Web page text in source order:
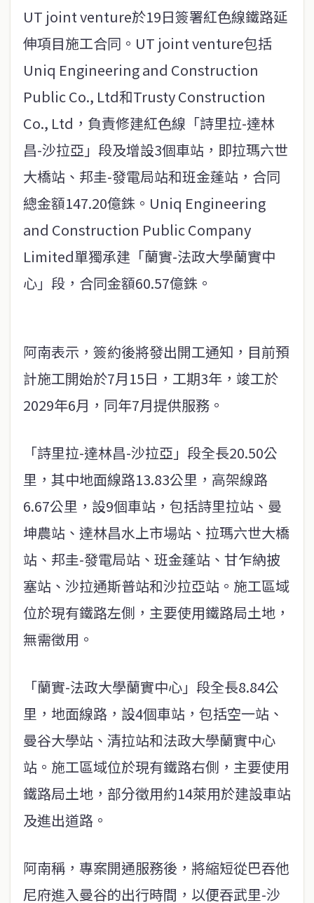
UT joint venture於19日簽署紅色線鐵路延
伸項目施工合同。UT joint venture包括
Uniq Engineering and Construction
Public Co., Ltd和Trusty Construction
Co., Ltd，負責修建紅色線「詩里拉-達林
昌-沙拉亞」段及增設3個車站，即拉瑪六世
大橋站、邦圭-發電局站和班金蓬站，合同
總金額147.20億銖。Uniq Engineering
and Construction Public Company
Limited單獨承建「蘭實-法政大學蘭實中
心」段，合同金額60.57億銖。
阿南表示，簽約後將發出開工通知，目前預
計施工開始於7月15日，工期3年，竣工於
2029年6月，同年7月提供服務。
「詩里拉-達林昌-沙拉亞」段全長20.50公
里，其中地面線路13.83公里，高架線路
6.67公里，設9個車站，包括詩里拉站、曼
坤農站、達林昌水上市場站、拉瑪六世大橋
站、邦圭-發電局站、班金蓬站、甘乍納披
塞站、沙拉通斯普站和沙拉亞站。施工區域
位於現有鐵路左側，主要使用鐵路局土地，
無需徵用。
「蘭實-法政大學蘭實中心」段全長8.84公
里，地面線路，設4個車站，包括空一站、
曼谷大學站、清拉站和法政大學蘭實中心
站。施工區域位於現有鐵路右側，主要使用
鐵路局土地，部分徵用約14萊用於建設車站
及進出道路。
阿南稱，專案開通服務後，將縮短從巴吞他
尼府進入曼谷的出行時間，以便吞武里-沙